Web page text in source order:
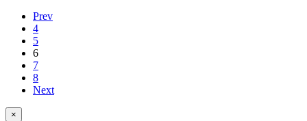
Prev
4
5
6
7
8
Next
×